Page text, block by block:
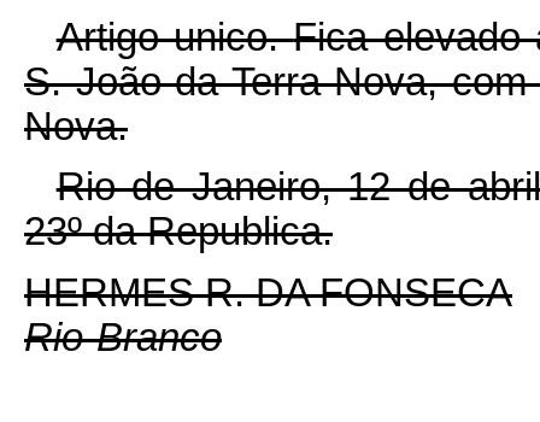
Artigo unico.Fica elevado
S. João da Terra Nova,
Nova.
Rio de Janeiro, 12 de
23º da Republica.
HERMES R. DA FONSECA
Rio-Branco